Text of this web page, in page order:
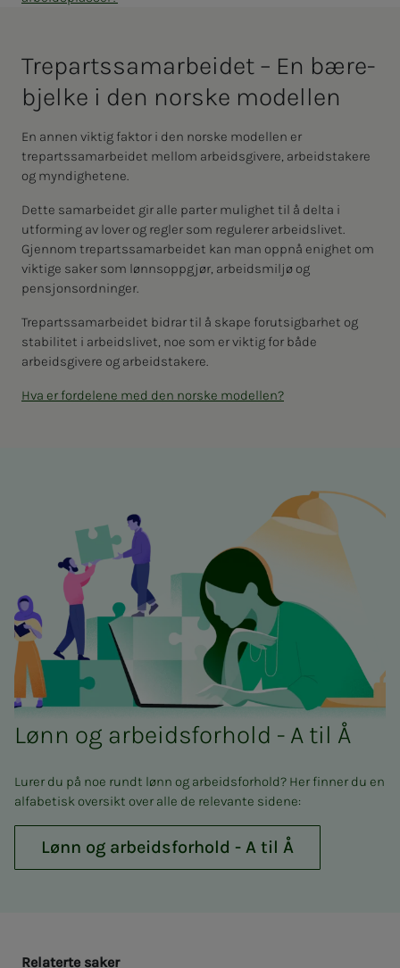
Tre­­­parts­­­sam­ar­­­bei­­­det – En bære­
bjel­­­ke i den nors­­­ke mo­­­del­­­len
En annen viktig faktor i den norske modellen er
trepartssamarbeidet mellom arbeidsgivere, arbeidstakere
og myndighetene.
Dette samarbeidet gir alle parter mulighet til å delta i
utforming av lover og regler som regulerer arbeidslivet.
Gjennom trepartssamarbeidet kan man oppnå enighet om
viktige saker som lønnsoppgjør, arbeidsmiljø og
pensjonsordninger.
Trepartssamarbeidet bidrar til å skape forutsigbarhet og
stabilitet i arbeidslivet, noe som er viktig for både
arbeidsgivere og arbeidstakere.
Hva er fordelene med den norske modellen?
Lønn og ar­­beids­­­for­hold - A til Å
Lurer du på noe rundt lønn og arbeidsforhold? Her finner du en
alfabetisk oversikt over alle de relevante sidene:
Lønn og ar­­beids­­­for­hold - A til Å
Re­la­­­ter­­­te sa­­­ker